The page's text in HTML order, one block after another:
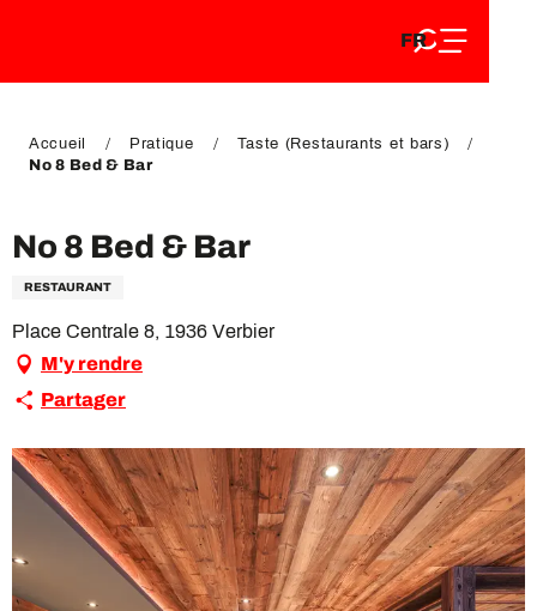
DE
FR
EN
Accueil Pratique
Taste (Restaurants et bars)
No 8 Bed & Bar
No 8 Bed & Bar
RESTAURANT
Place Centrale 8, 1936 Verbier
M'y rendre
Partager